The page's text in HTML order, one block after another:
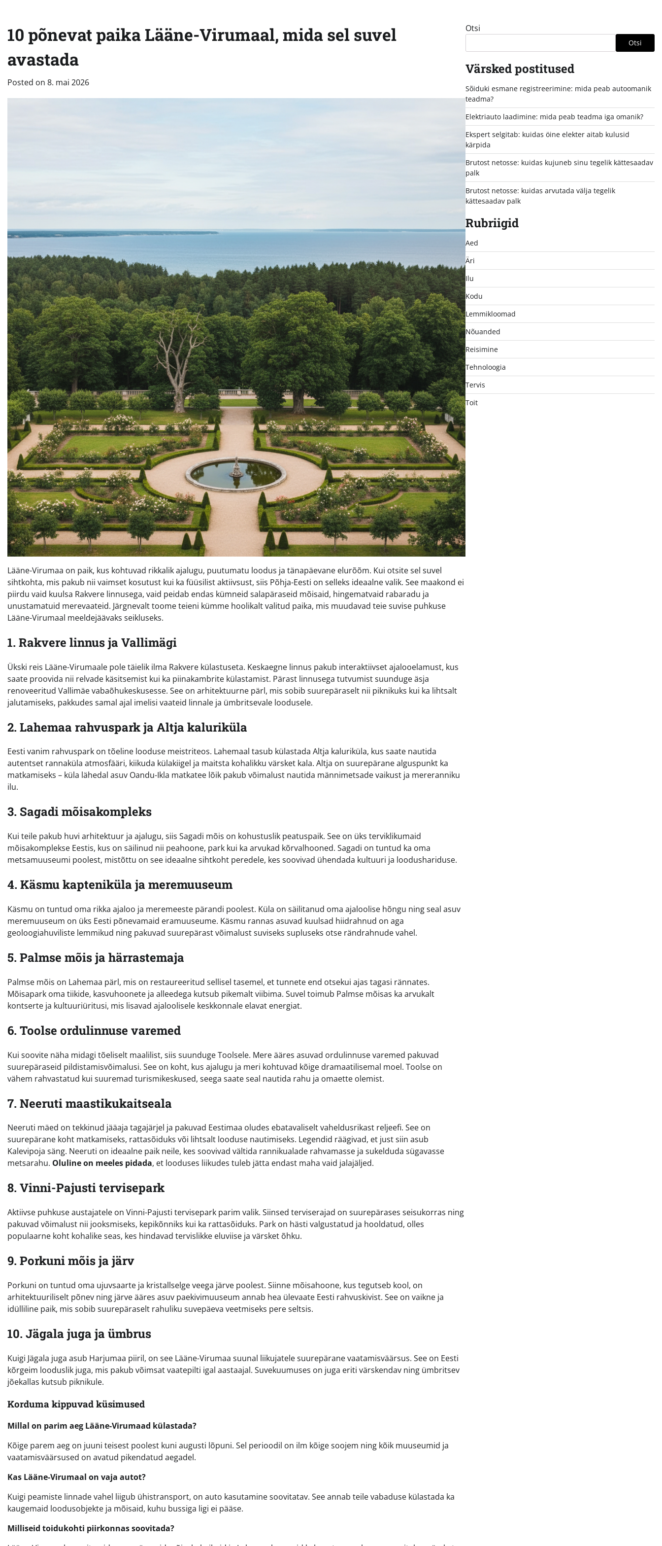
10 põnevat paika Lääne-Virumaal, mida sel suvel
avastada
Posted on 8. mai 2026
Lääne-Virumaa on paik, kus kohtuvad rikkalik ajalugu, puutumatu loodus ja tänapäevane elurõõm. Kui otsite sel suvel
sihtkohta, mis pakub nii vaimset kosutust kui ka füüsilist aktiivsust, siis Põhja-Eesti on selleks ideaalne valik. See maakond ei
piirdu vaid kuulsa Rakvere linnusega, vaid peidab endas kümneid salapäraseid mõisaid, hingematvaid rabaradu ja
unustamatuid merevaateid. Järgnevalt toome teieni kümme hoolikalt valitud paika, mis muudavad teie suvise puhkuse
Lääne-Virumaal meeldejäävaks seikluseks.
1. Rakvere linnus ja Vallimägi
Ükski reis Lääne-Virumaale pole täielik ilma Rakvere külastuseta. Keskaegne linnus pakub interaktiivset ajalooelamust, kus
saate proovida nii relvade käsitsemist kui ka piinakambrite külastamist. Pärast linnusega tutvumist suunduge äsja
renoveeritud Vallimäe vabaõhukeskusesse. See on arhitektuurne pärl, mis sobib suurepäraselt nii piknikuks kui ka lihtsalt
jalutamiseks, pakkudes samal ajal imelisi vaateid linnale ja ümbritsevale loodusele.
2. Lahemaa rahvuspark ja Altja kaluriküla
Eesti vanim rahvuspark on tõeline looduse meistriteos. Lahemaal tasub külastada Altja kaluriküla, kus saate nautida
autentset rannaküla atmosfääri, kiikuda külakiigel ja maitsta kohalikku värsket kala. Altja on suurepärane alguspunkt ka
matkamiseks – küla lähedal asuv Oandu-Ikla matkatee lõik pakub võimalust nautida männimetsade vaikust ja mereranniku
ilu.
3. Sagadi mõisakompleks
Kui teile pakub huvi arhitektuur ja ajalugu, siis Sagadi mõis on kohustuslik peatuspaik. See on üks terviklikumaid
mõisakomplekse Eestis, kus on säilinud nii peahoone, park kui ka arvukad kõrvalhooned. Sagadi on tuntud ka oma
metsamuuseumi poolest, mistõttu on see ideaalne sihtkoht peredele, kes soovivad ühendada kultuuri ja loodushariduse.
4. Käsmu kapteniküla ja meremuuseum
Käsmu on tuntud oma rikka ajaloo ja meremeeste pärandi poolest. Küla on säilitanud oma ajaloolise hõngu ning seal asuv
meremuuseum on üks Eesti põnevamaid eramuuseume. Käsmu rannas asuvad kuulsad hiidrahnud on aga
geoloogiahuviliste lemmikud ning pakuvad suurepärast võimalust suviseks supluseks otse rändrahnude vahel.
5. Palmse mõis ja härrastemaja
Palmse mõis on Lahemaa pärl, mis on restaureeritud sellisel tasemel, et tunnete end otsekui ajas tagasi rännates.
Mõisapark oma tiikide, kasvuhoonete ja alleedega kutsub pikemalt viibima. Suvel toimub Palmse mõisas ka arvukalt
kontserte ja kultuuriüritusi, mis lisavad ajaloolisele keskkonnale elavat energiat.
6. Toolse ordulinnuse varemed
Kui soovite näha midagi tõeliselt maalilist, siis suunduge Toolsele. Mere ääres asuvad ordulinnuse varemed pakuvad
suurepäraseid pildistamisvõimalusi. See on koht, kus ajalugu ja meri kohtuvad kõige dramaatilisemal moel. Toolse on
vähem rahvastatud kui suuremad turismikeskused, seega saate seal nautida rahu ja omaette olemist.
7. Neeruti maastikukaitseala
Neeruti mäed on tekkinud jääaja tagajärjel ja pakuvad Eestimaa oludes ebatavaliselt vaheldusrikast reljeefi. See on
suurepärane koht matkamiseks, rattasõiduks või lihtsalt looduse nautimiseks. Legendid räägivad, et just siin asub
Kalevipoja säng. Neeruti on ideaalne paik neile, kes soovivad vältida rannikualade rahvamasse ja sukelduda sügavasse
metsarahu. Oluline on meeles pidada, et looduses liikudes tuleb jätta endast maha vaid jalajäljed.
8. Vinni-Pajusti tervisepark
Aktiivse puhkuse austajatele on Vinni-Pajusti tervisepark parim valik. Siinsed terviserajad on suurepärases seisukorras ning
pakuvad võimalust nii jooksmiseks, kepikõnniks kui ka rattasõiduks. Park on hästi valgustatud ja hooldatud, olles
populaarne koht kohalike seas, kes hindavad tervislikke eluviise ja värsket õhku.
9. Porkuni mõis ja järv
Porkuni on tuntud oma ujuvsaarte ja kristallselge veega järve poolest. Siinne mõisahoone, kus tegutseb kool, on
arhitektuuriliselt põnev ning järve ääres asuv paekivimuuseum annab hea ülevaate Eesti rahvuskivist. See on vaikne ja
idülliline paik, mis sobib suurepäraselt rahuliku suvepäeva veetmiseks pere seltsis.
10. Jägala juga ja ümbrus
Kuigi Jägala juga asub Harjumaa piiril, on see Lääne-Virumaa suunal liikujatele suurepärane vaatamisväärsus. See on Eesti
kõrgeim looduslik juga, mis pakub võimsat vaatepilti igal aastaajal. Suvekuumuses on juga eriti värskendav ning ümbritsev
jõekallas kutsub piknikule.
Korduma kippuvad küsimused
Millal on parim aeg Lääne-Virumaad külastada?
Kõige parem aeg on juuni teisest poolest kuni augusti lõpuni. Sel perioodil on ilm kõige soojem ning kõik muuseumid ja
vaatamisväärsused on avatud pikendatud aegadel.
Kas Lääne-Virumaal on vaja autot?
Kuigi peamiste linnade vahel liigub ühistransport, on auto kasutamine soovitatav. See annab teile vabaduse külastada ka
kaugemaid loodusobjekte ja mõisaid, kuhu bussiga ligi ei pääse.
Milliseid toidukohti piirkonnas soovitada?
Otsi
Otsi
Värsked postitused
Sõiduki esmane registreerimine: mida peab autoomanik
teadma?
Elektriauto laadimine: mida peab teadma iga omanik?
Ekspert selgitab: kuidas öine elekter aitab kulusid
kärpida
Brutost netosse: kuidas kujuneb sinu tegelik kättesaadav
palk
Brutost netosse: kuidas arvutada välja tegelik
kättesaadav palk
Rubriigid
Aed
Äri
Ilu
Kodu
Lemmikloomad
Nõuanded
Reisimine
Tehnoloogia
Tervis
Toit